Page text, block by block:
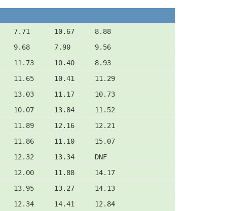
7.71      10.67     8.88
9.68      7.90      9.56
11.73     10.40     8.93
11.65     10.41     11.29
13.03     11.17     10.73
10.07     13.84     11.52
11.89     12.16     12.21
11.86     11.10     15.07
12.32     13.34     DNF
12.00     11.88     14.17
13.95     13.27     14.13
12.34     14.41     12.84